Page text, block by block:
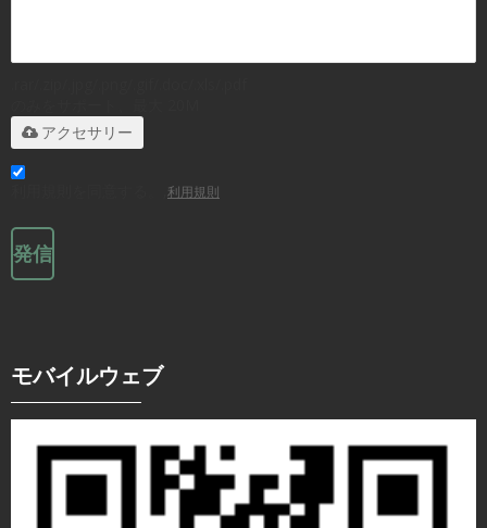
アクセサリー
利用規則
発信
モバイルウェブ